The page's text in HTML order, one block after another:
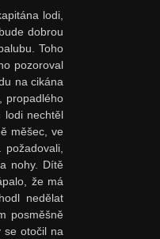
lodi,
dobrou
Toho
pozoroval
na cikána
propadlého
lodi nechtěl
měšec, ve
nohy. Dítě
že má
nedělat
posměšně
se otočil na